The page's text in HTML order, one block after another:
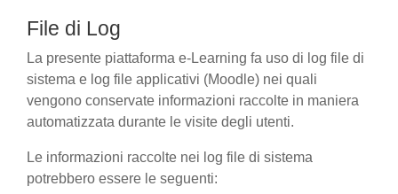
File di Log
La presente piattaforma e-Learning fa uso di log file di
sistema e log file applicativi (Moodle) nei quali
vengono conservate informazioni raccolte in maniera
automatizzata durante le visite degli utenti.
Le informazioni raccolte nei log file di sistema
potrebbero essere le seguenti: